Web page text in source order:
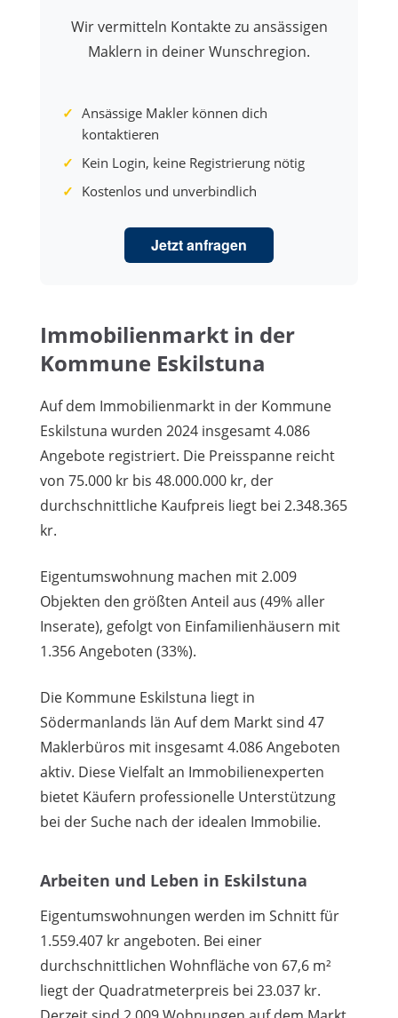
Wir vermitteln Kontakte zu ansässigen
Maklern in deiner Wunschregion.
Ansässige Makler können dich
kontaktieren
Kein Login, keine Registrierung nötig
Kostenlos und unverbindlich
Jetzt anfragen
Immobilienmarkt in der
Kommune Eskilstuna
Auf dem Immobilienmarkt in der Kommune
Eskilstuna wurden 2024 insgesamt 4.086
Angebote registriert. Die Preisspanne reicht
von 75.000 kr bis 48.000.000 kr, der
durchschnittliche Kaufpreis liegt bei 2.348.365
kr.
Eigentumswohnung machen mit 2.009
Objekten den größten Anteil aus (49% aller
Inserate), gefolgt von Einfamilienhäusern mit
1.356 Angeboten (33%).
Die Kommune Eskilstuna liegt in
Södermanlands län Auf dem Markt sind 47
Maklerbüros mit insgesamt 4.086 Angeboten
aktiv. Diese Vielfalt an Immobilienexperten
bietet Käufern professionelle Unterstützung
bei der Suche nach der idealen Immobilie.
Arbeiten und Leben in Eskilstuna
Eigentumswohnungen werden im Schnitt für
1.559.407 kr angeboten. Bei einer
durchschnittlichen Wohnfläche von 67,6 m²
liegt der Quadratmeterpreis bei 23.037 kr.